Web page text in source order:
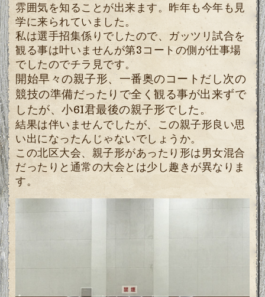
雰囲気を知ることが出来ます。昨年も今年も見
学に来られていました。
私は選手招集係りでしたので、ガッツリ試合を
観る事は叶いませんが第3コートの側が仕事場
でしたのでチラ見です。
開始早々の親子形、一番奥のコートだし次の
競技の準備だったりで全く観る事が出来ずで
したが、小6I君最後の親子形でした。
結果は伴いませんでしたが、この親子形良い思
い出になったんじゃないでしょうか。
この北区大会、親子形があったり形は男女混合
だったりと通常の大会とは少し趣きが異なりま
す。